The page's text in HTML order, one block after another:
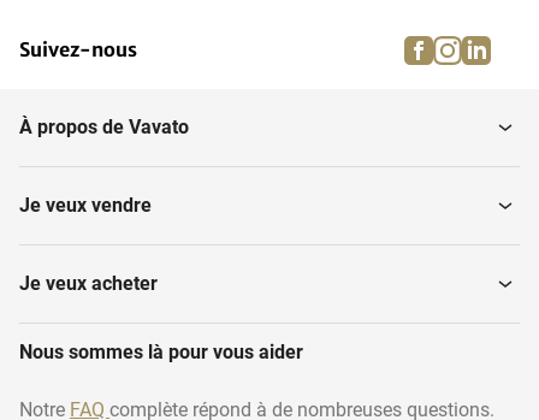
Suivez-nous facebook
À propos de Vavato
Je veux vendre
Je veux acheter
Nous sommes là pour vous aider
Notre FAQ complète répond à de nombreuses questions.